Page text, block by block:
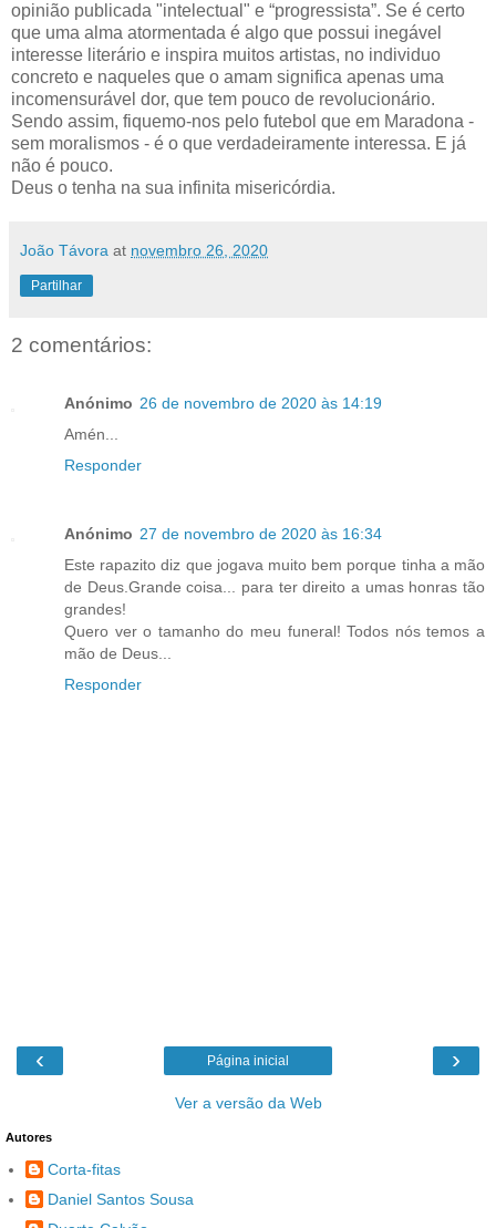
opinião publicada "intelectual" e “progressista”. Se é certo
que uma alma atormentada é algo que possui inegável
interesse literário e inspira muitos artistas, no individuo
concreto e naqueles que o amam significa apenas uma
incomensurável dor, que tem pouco de revolucionário.
Sendo assim, fiquemo-nos pelo futebol que em Maradona -
sem moralismos - é o que verdadeiramente interessa. E já
não é pouco.
Deus o tenha na sua infinita misericórdia.
João Távora at novembro 26, 2020
Partilhar
2 comentários:
Anónimo 26 de novembro de 2020 às 14:19
Amén...
Responder
Anónimo 27 de novembro de 2020 às 16:34
Este rapazito diz que jogava muito bem porque tinha a mão
de Deus.Grande coisa... para ter direito a umas honras tão
grandes!
Quero ver o tamanho do meu funeral! Todos nós temos a
mão de Deus...
Responder
‹ ›
Página inicial
Ver a versão da Web
Autores
Corta-fitas
Daniel Santos Sousa